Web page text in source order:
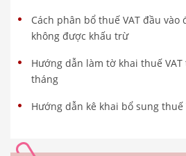
Cách phân bổ thuế VAT đầu vào
không được khấu trừ
Hướng dẫn làm tờ khai thuế
tháng
Hướng dẫn kê khai bổ sung thuế